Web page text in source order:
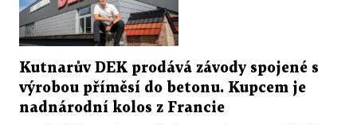
Kutnarův DEK prodává závody spojené s
výrobou příměsí do betonu. Kupcem je
nadnárodní kolos z Francie